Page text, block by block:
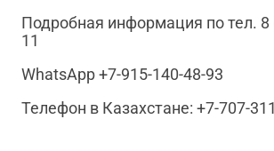
Подробная информация по тел. 8
11
WhatsApp +7-915-140-48-93
Телефон в Казахстане: +7-707-